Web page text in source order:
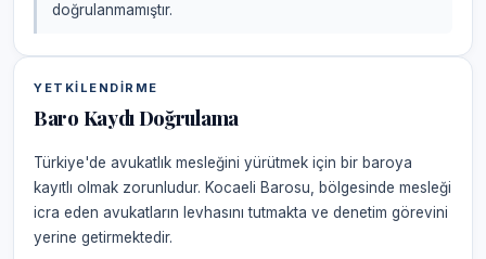
doğrulanmamıştır.
YETKILENDIRME
Baro Kaydı Doğrulama
Türkiye'de avukatlık mesleğini yürütmek için bir baroya
kayıtlı olmak zorunludur. Kocaeli Barosu, bölgesinde mesleği
icra eden avukatların levhasını tutmakta ve denetim görevini
yerine getirmektedir.